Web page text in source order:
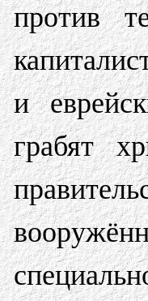
против
и
грабят